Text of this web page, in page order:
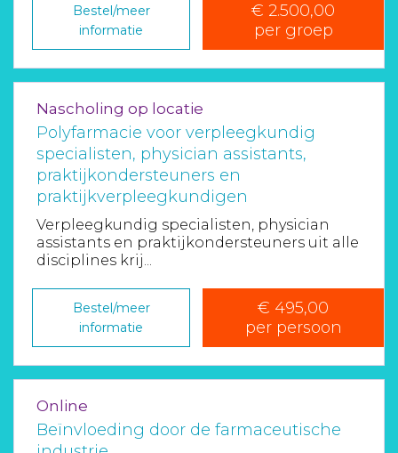
Bestel/meer
informatie
€ 2.500,00
per groep
Nascholing op locatie
Polyfarmacie voor verpleegkundig
specialisten, physician assistants,
praktijkondersteuners en
praktijkverpleegkundigen
Verpleegkundig specialisten, physician
assistants en praktijkondersteuners uit alle
disciplines krij...
Bestel/meer
informatie
€ 495,00
per persoon
Online
Beïnvloeding door de farmaceutische